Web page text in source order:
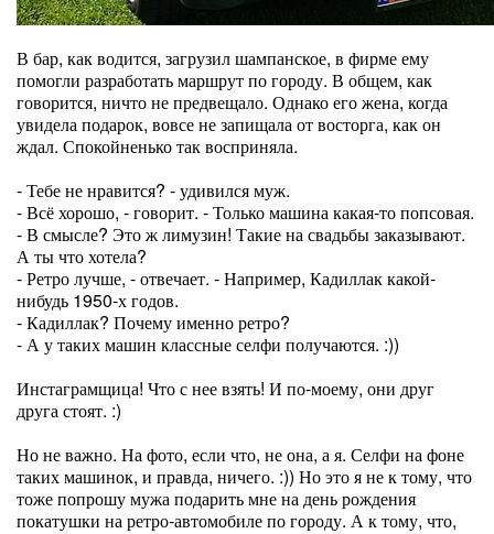
В бар, как водится, загрузил шампанское, в фирме ему
помогли разработать маршрут по городу. В общем, как
говорится, ничто не предвещало. Однако его жена, когда
увидела подарок, вовсе не запищала от восторга, как он
ждал. Спокойненько так восприняла.
- Тебе не нравится? - удивился муж.
- Всё хорошо, - говорит. - Только машина какая-то попсовая.
- В смысле? Это ж лимузин! Такие на свадьбы заказывают.
А ты что хотела?
- Ретро лучше, - отвечает. - Например, Кадиллак какой-
нибудь 1950-х годов.
- Кадиллак? Почему именно ретро?
- А у таких машин классные селфи получаются. :))
Инстаграмщица! Что с нее взять! И по-моему, они друг
друга стоят. :)
Но не важно. На фото, если что, не она, а я. Селфи на фоне
таких машинок, и правда, ничего. :)) Но это я не к тому, что
тоже попрошу мужа подарить мне на день рождения
покатушки на ретро-автомобиле по городу. А к тому, что,